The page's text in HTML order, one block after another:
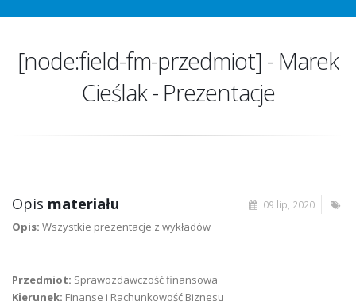
[node:field-fm-przedmiot] - Marek
Cieślak - Prezentacje
09 lip, 2020
Opis materiału
Opis: Wszystkie prezentacje z wykładów
Przedmiot: Sprawozdawczość finansowa
Kierunek: Finanse i Rachunkowość Biznesu